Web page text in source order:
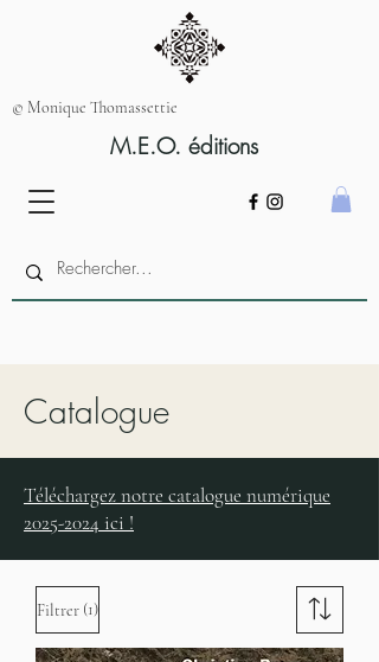
M.E.O. éditions
© Monique Thomassettie
Catalogue
Téléchargez notre catalogue numérique
2025-2024 ici !
Filtrer (1)